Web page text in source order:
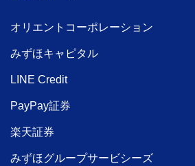
オリエントコーポレーション
みずほキャピタル
LINE Credit
PayPay証券
楽天証券
みずほグループサービシーズ